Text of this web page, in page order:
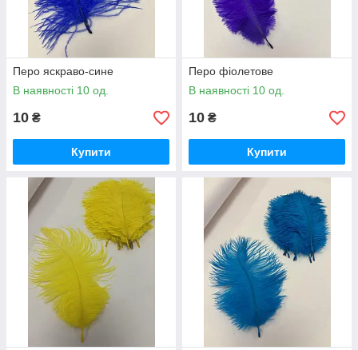
Перо яскраво-сине
В наявності 10 од.
10 ₴
Купити
Перо фіолетове
В наявності 10 од.
10 ₴
Купити